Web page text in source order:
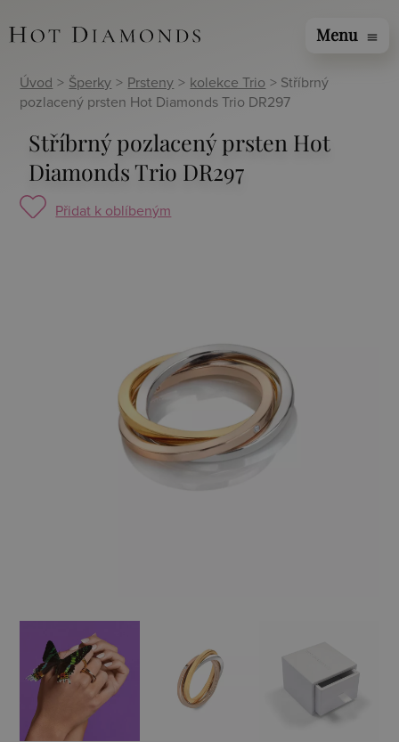
Menu menu
Úvod > Šperky > Prsteny > kolekce Trio > Stříbrný
pozlacený prsten Hot Diamonds Trio DR297
Stříbrný pozlacený prsten Hot
Diamonds Trio DR297
Přidat k oblíbeným